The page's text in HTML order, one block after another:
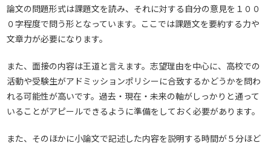
論文の問題形式は課題文を読み、それに対する自分の意見を１００
０字程度で問う形となっています。ここでは課題文を要約する力や
文章力が必要になります。
また、面接の内容は王道と言えます。志望理由を中心に、高校での
活動や受験生がアドミッションポリシーに合致するかどうかを問わ
れる可能性が高いです。過去・現在・未来の軸がしっかりと通って
いることがアピールできるように準備をしておく必要があります。
また、そのほかに小論文で記述した内容を説明する時間が５分ほど